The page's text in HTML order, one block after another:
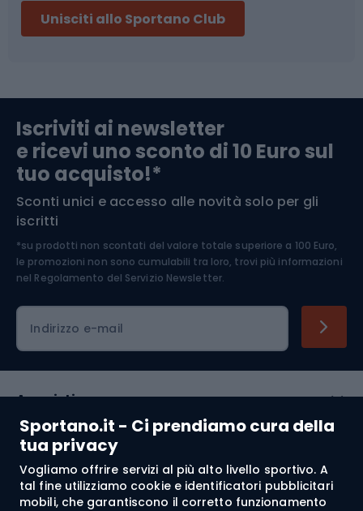
Sportano.it - Ci prendiamo cura della
tua privacy
Vogliamo offrire servizi al più alto livello sportivo. A
tal fine utilizziamo cookie e identificatori pubblicitari
mobili, che garantiscono il corretto funzionamento
Abbigliamento da escursionismo
Componenti per biciclette
Arrampicata
Medicina dello sport
Abbigliamento ciclistico
Unisciti allo Sportano Club
Iscriviti ai newsletter
e ricevi uno sconto di 10 Euro sul
tuo acquisto!*
Sconti unici e accesso alle novità solo per gli
iscritti
*su prodotti non scontati del valore totale superiore a 100 Euro,
le promozioni non sono cumulabili tra loro, trovi più informazioni
nel Regolamento del Servizio Newsletter.
Indirizzo e-mail
Acquisti
Servizio clienti
Regolamento